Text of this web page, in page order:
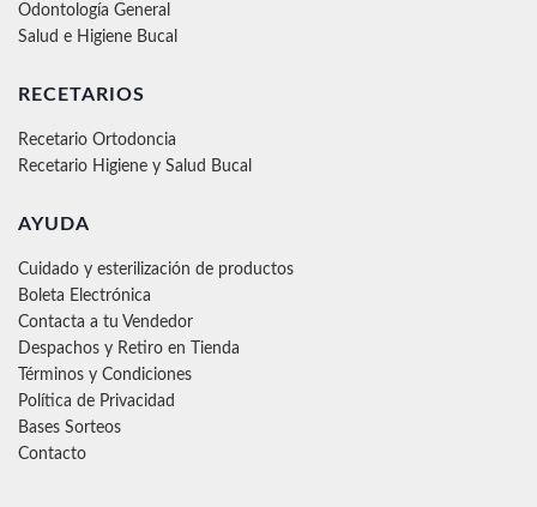
Odontología General
Salud e Higiene Bucal
RECETARIOS
Recetario Ortodoncia
Recetario Higiene y Salud Bucal
AYUDA
Cuidado y esterilización de productos
Boleta Electrónica
Contacta a tu Vendedor
Despachos y Retiro en Tienda
Términos y Condiciones
Política de Privacidad
Bases Sorteos
Contacto